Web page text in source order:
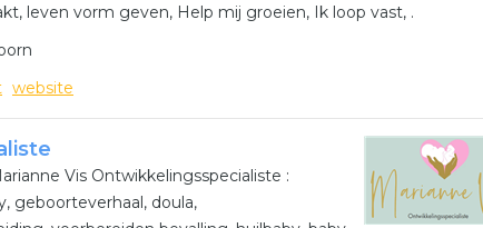
leven vorm geven, Help mij groeien, Ik loop vast, .
website
Vis Ontwikkelingsspecialiste :
geboorteverhaal, doula,